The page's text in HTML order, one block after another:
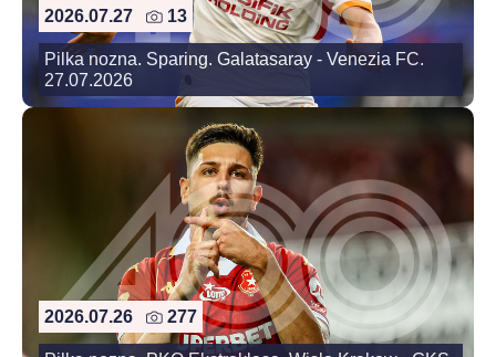
2026.07.27 13
Pilka nozna. Sparing. Galatasaray - Venezia FC.
27.07.2026
2026.07.26 277